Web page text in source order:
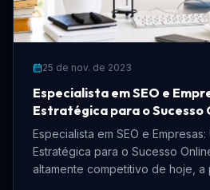
25 de nov. de 2023
Especialista em SEO e
Estratégica para o Sucesso
Especialista em SEO e Empresas:
Estratégica para o Sucesso
altamente competitivo de hoje, a